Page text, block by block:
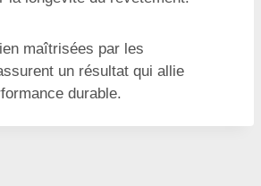
maîtrisées par les
un résultat qui allie
durable.